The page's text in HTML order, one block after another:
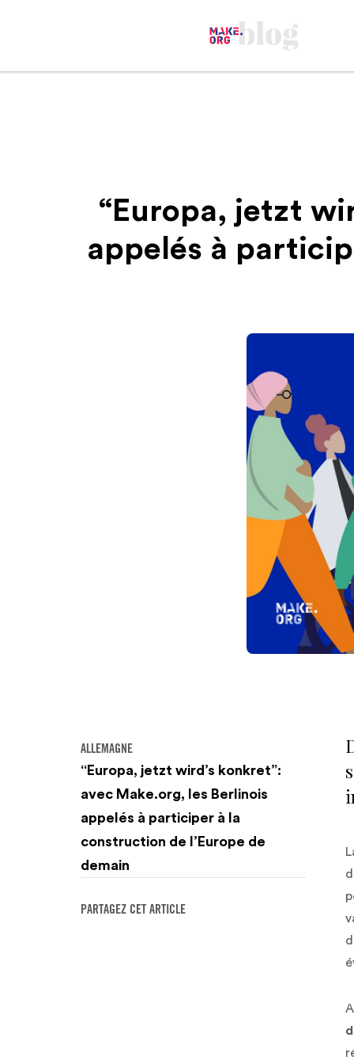
“Europa, jetzt
appelés à
ALLEMAGNE
“Europa, jetzt wird’s konkret”:
avec Make.org, les Berlinois
appelés à participer à la
construction de l’Europe de
demain
PARTAGEZ CET ARTICLE